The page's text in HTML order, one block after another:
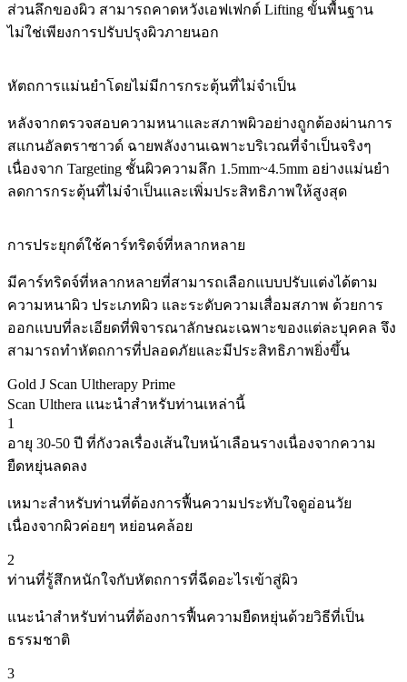
ส่วนลึกของผิว สามารถคาดหวังเอฟเฟกต์ Lifting ขั้นพื้นฐาน
ไม่ใช่เพียงการปรับปรุงผิวภายนอก
หัตถการแม่นยำโดยไม่มีการกระตุ้นที่ไม่จำเป็น
หลังจากตรวจสอบความหนาและสภาพผิวอย่างถูกต้องผ่านการ
สแกนอัลตราซาวด์ ฉายพลังงานเฉพาะบริเวณที่จำเป็นจริงๆ
เนื่องจาก Targeting ชั้นผิวความลึก 1.5mm~4.5mm อย่างแม่นยำ
ลดการกระตุ้นที่ไม่จำเป็นและเพิ่มประสิทธิภาพให้สูงสุด
การประยุกต์ใช้คาร์ทริดจ์ที่หลากหลาย
มีคาร์ทริดจ์ที่หลากหลายที่สามารถเลือกแบบปรับแต่งได้ตาม
ความหนาผิว ประเภทผิว และระดับความเสื่อมสภาพ ด้วยการ
ออกแบบที่ละเอียดที่พิจารณาลักษณะเฉพาะของแต่ละบุคคล จึง
สามารถทำหัตถการที่ปลอดภัยและมีประสิทธิภาพยิ่งขึ้น
Gold J Scan Ultherapy Prime
Scan Ulthera แนะนำสำหรับท่านเหล่านี้
1
อายุ 30-50 ปี ที่กังวลเรื่องเส้นใบหน้าเลือนรางเนื่องจากความ
ยืดหยุ่นลดลง
เหมาะสำหรับท่านที่ต้องการฟื้นความประทับใจดูอ่อนวัย
เนื่องจากผิวค่อยๆ หย่อนคล้อย
2
ท่านที่รู้สึกหนักใจกับหัตถการที่ฉีดอะไรเข้าสู่ผิว
แนะนำสำหรับท่านที่ต้องการฟื้นความยืดหยุ่นด้วยวิธีที่เป็น
ธรรมชาติ
3